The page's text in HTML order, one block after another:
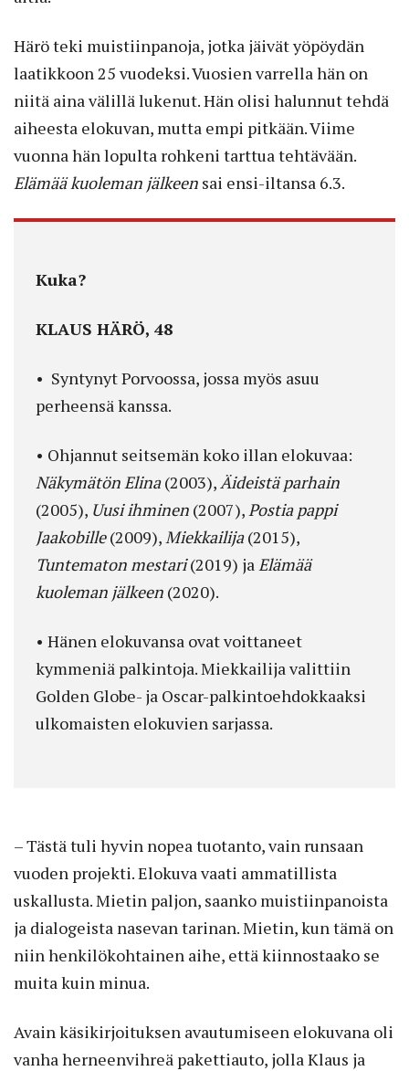
Härö teki muistiinpanoja, jotka jäivät yöpöydän
laatikkoon 25 vuodeksi. Vuosien varrella hän on
niitä aina välillä lukenut. Hän olisi halunnut tehdä
aiheesta elokuvan, mutta empi pitkään. Viime
vuonna hän lopulta rohkeni tarttua tehtävään.
Elämää kuoleman jälkeen sai ensi-iltansa 6.3.
Kuka?
KLAUS HÄRÖ, 48
• Syntynyt Porvoossa, jossa myös asuu
perheensä kanssa.
• Ohjannut ­seitsemän koko illan elokuvaa:
Näkymätön Elina(2003), Äideistä parhain
(2005), Uusi ihminen (2007), Postia pappi
Jaakobille(2009), Miekkailija(2015),
Tuntematon mestari(2019) ja Elämää
kuoleman jälkeen (2020).
• Hänen elokuvansa ovat voittaneet
kymmeniä palkintoja. Miekkailija valittiin
Golden Globe- ja Oscar-palkintoehdokkaaksi
ulkomaisten elokuvien sarjassa.
– Tästä tuli hyvin nopea tuotanto, vain runsaan
vuoden projekti. Elokuva vaati ammatillista
uskallusta. Mietin paljon, saanko muistiinpanoista
ja dialogeista nasevan tarinan. Mietin, kun tämä on
niin henkilökohtainen aihe, että kiinnostaako se
muita kuin minua.
Avain käsikirjoituksen avautumiseen elokuvana oli
vanha herneenvihreä pakettiauto, jolla Klaus ja